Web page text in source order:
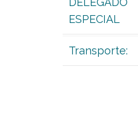
ESPECIAL
Transporte: